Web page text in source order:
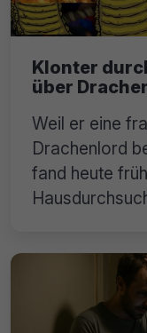
Klonter
über
Weil er eine
Drachenlord
fand heute